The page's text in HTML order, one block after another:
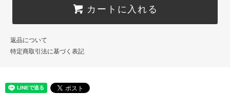
カートに入れる
返品について
特定商取引法に基づく表記